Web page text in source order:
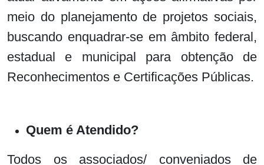
meio do planejamento de projetos sociais,
buscando enquadrar-se em âmbito federal,
estadual e municipal para obtenção de
Reconhecimentos e Certificações Públicas.
Quem é Atendido?
Todos os associados/ conveniados de